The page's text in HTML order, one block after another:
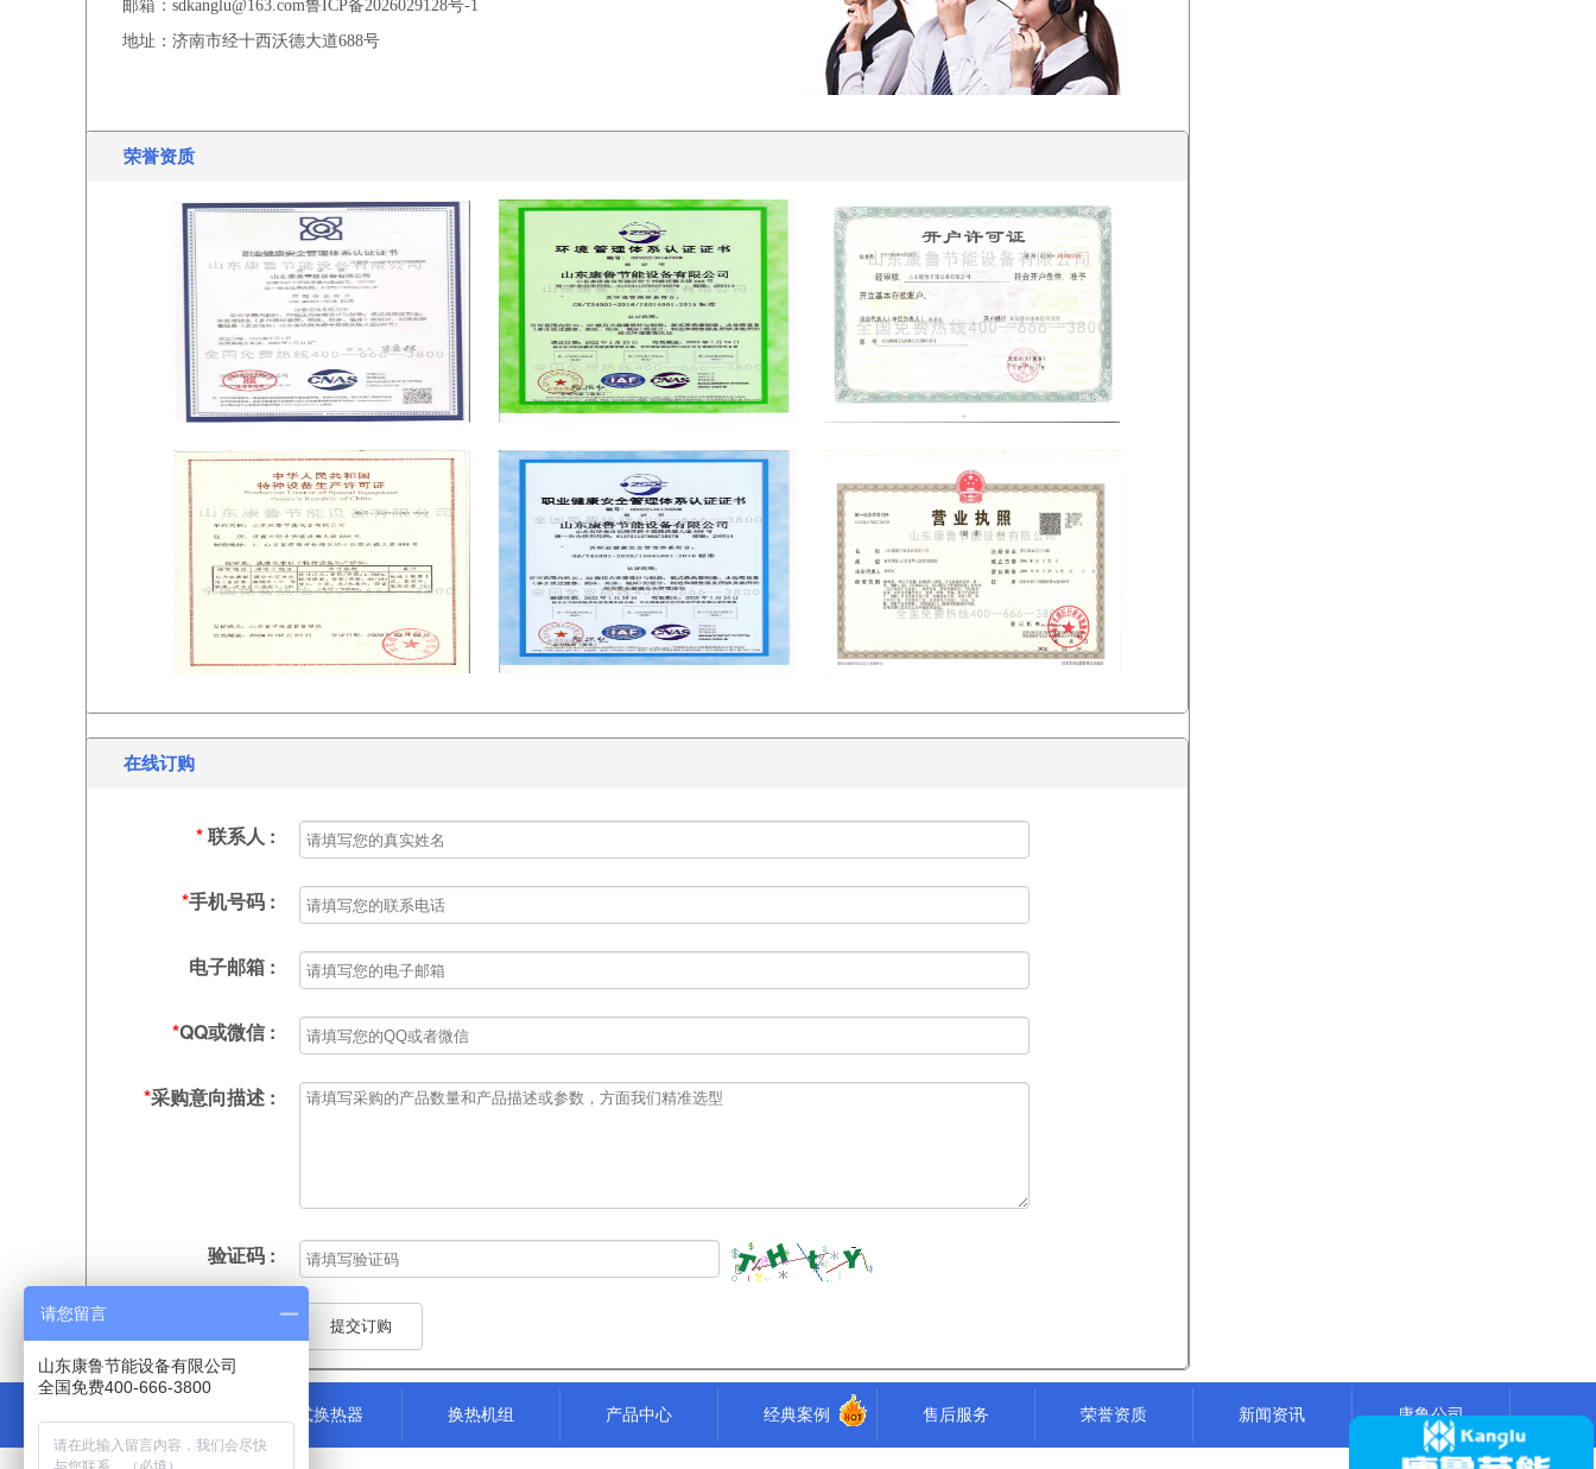
邮箱：sdkanglu@163.com鲁ICP备2026029128号-1
地址：济南市经十西沃德大道688号
荣誉资质
在线订购
*联系人 :
*手机号码 :
电子邮箱 :
*QQ或微信 :
*采购意向描述 :
验证码 :
板式换热器 换热机组 产品中心 经典案例 售后服务 荣誉资质 新闻资讯 康鲁公司
请您留言
山东康鲁节能设备有限公司
全国免费400-666-3800